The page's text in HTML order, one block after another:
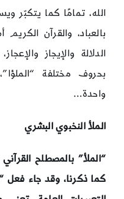
الله، تمامًا كما يتكبّر
بالعباد، والقرآن
الدلالة والإيجاز
بحروف مختلفة
واحدة…
الملأ النخبوي البشري
“الملأ” بالمصطلح
كما ذكرنا، وقد جاء فعل